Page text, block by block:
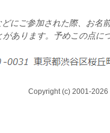
にご参加された際、お名
があります。予めこの点に
Copyright (c) 2001-